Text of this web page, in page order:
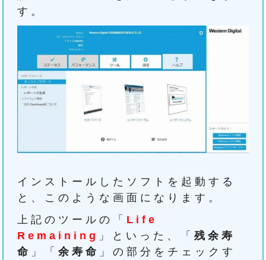
す。
インストールしたソフトを起動する
と、このような画面になります。
上記のツールの「 Life
Remaining 」といった、「残余寿
命 」「余寿命 」の部分をチェックす